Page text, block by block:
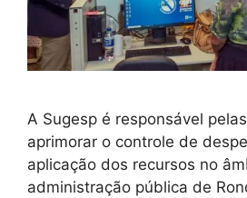
A Sugesp é responsável
aprimorar o controle de
aplicação dos recursos no
administração pública de